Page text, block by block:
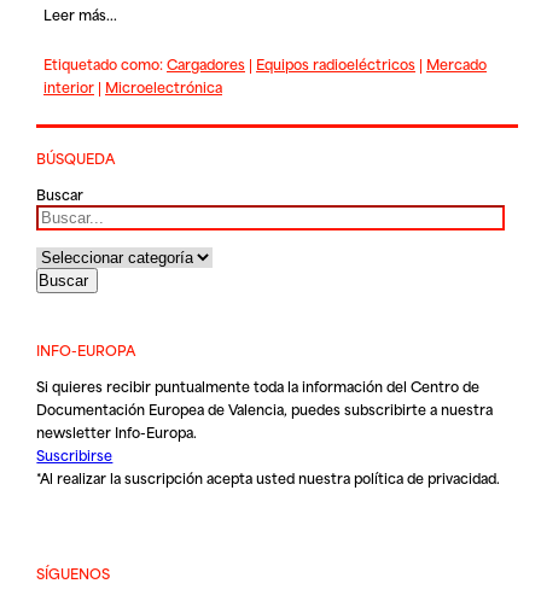
Leer más...
Etiquetado como:Cargadores| Equipos radioeléctricos| Mercado
interior| Microelectrónica
BÚSQUEDA
Buscar
INFO-EUROPA
Si quieres recibir puntualmente toda la información del Centro de
Documentación Europea de Valencia, puedes subscribirte a nuestra
newsletter Info-Europa.
Suscribirse
*Al realizar la suscripción acepta usted nuestrapolítica de privacidad.
SÍGUENOS